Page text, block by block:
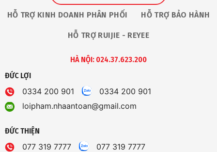
HỖ TRỢ KINH DOANH PHÂN PHỐI HỖ TRỢ BẢO HÀNH
HỖ TRỢ RUIJIE - REYEE
HÀ NỘI: 024.37.623.200
ĐỨC LỢI
0334 200 901
0334 200 901
loipham.nhaantoan@gmail.com
ĐỨC THIỆN
077 319 7777
077 319 7777